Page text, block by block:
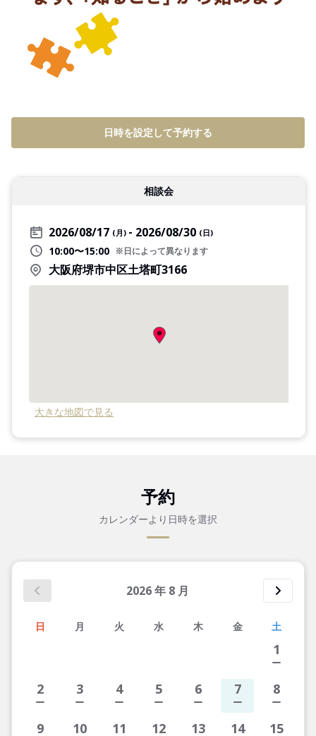
日時を設定して予約する
相談会
2026/08/17 (月) 2026/08/30 (日)
10:00〜15:00 ※日によって異なります
大阪府堺市中区土塔町3166
大きな地図で見る
予約
カレンダーより日時を選択
2026年 8 月
日 月 火 水 木 金 土
1
2 3 4 5 6 7 8
9 10 11 12 13 14 15